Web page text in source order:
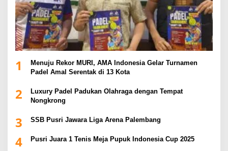
1
Menuju Rekor MURI, AMA Indonesia Gelar Turnamen
Padel Amal Serentak di 13 Kota
2
Luxury Padel Padukan Olahraga dengan Tempat
Nongkrong
3 SSB Pusri Jawara Liga Arena Palembang
4 Pusri Juara 1 Tenis Meja Pupuk Indonesia Cup 2025